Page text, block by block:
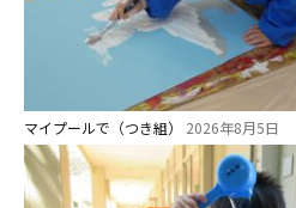
マイプールで（つき組） 2026年8月5日
園のこと
園舎案内
安⼼・安全対策
給⾷